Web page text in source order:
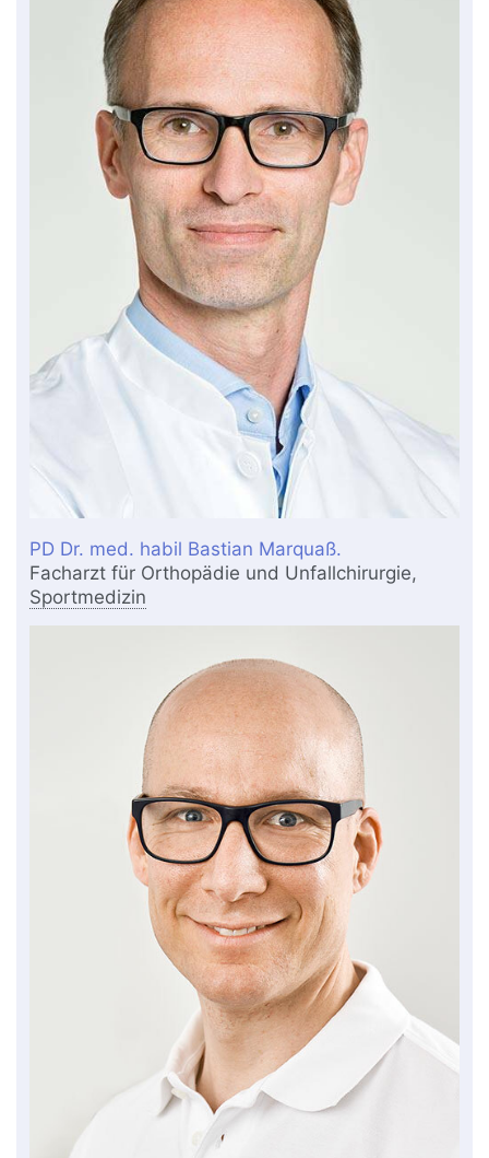
PD Dr. med. habil Bastian Marquaß.
Facharzt für Orthopädie und Unfallchirurgie,
Sportmedizin